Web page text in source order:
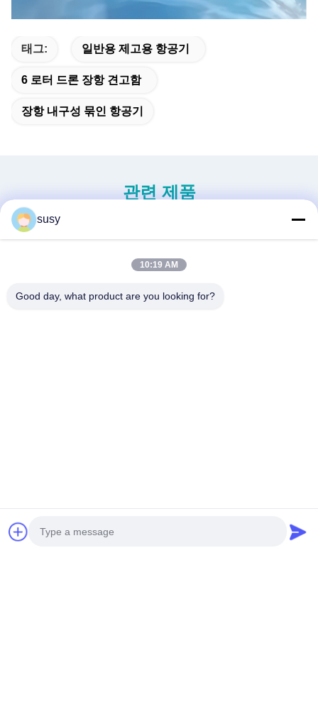
태그: 일반용 제고용 항공기
6 로터 드론 장항 견고함
장항 내구성 묶인 항공기
관련 제품
susy
10:19 AM
Good day, what product are you looking for?